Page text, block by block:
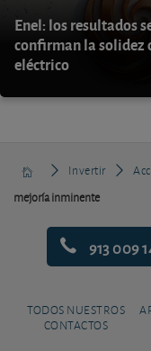
Enel: los resultados
confirman la solidez
eléctrico
Invertir
mejoría inminente
913 009
TODOS NUESTROS
CONTACTOS